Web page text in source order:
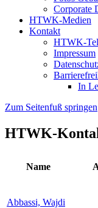
Corporate
HTWK-Medien
Kontakt
HTWK-
Impressum
In
Zum Seitenfuß springen
HTWK-
Name
Abbassi, Wajdi